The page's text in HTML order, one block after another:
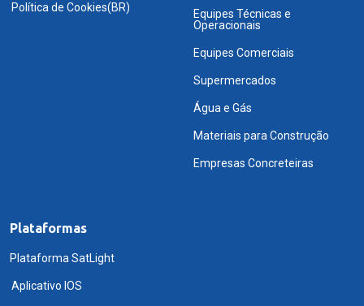
Política de Cookies(BR)
Equipes Técnicas e
Operacionais
Equipes Comerciais
Supermercados
Água e Gás
Materiais para Construção
Empresas Concreteiras
Plataformas
Plataforma SatLight
Aplicativo IOS